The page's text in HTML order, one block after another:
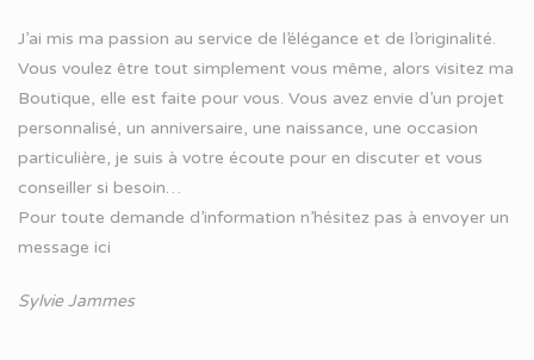
J’ai mis ma passion au service de l’élégance et de l’originalité.
Vous voulez être tout simplement vous même, alors visitez ma
Boutique, elle est faite pour vous. Vous avez envie d’un projet
personnalisé, un anniversaire, une naissance, une occasion
particulière, je suis à votre écoute pour en discuter et vous
conseiller si besoin…
Pour toute demande d’information n’hésitez pas à envoyer un
message ici
Sylvie Jammes